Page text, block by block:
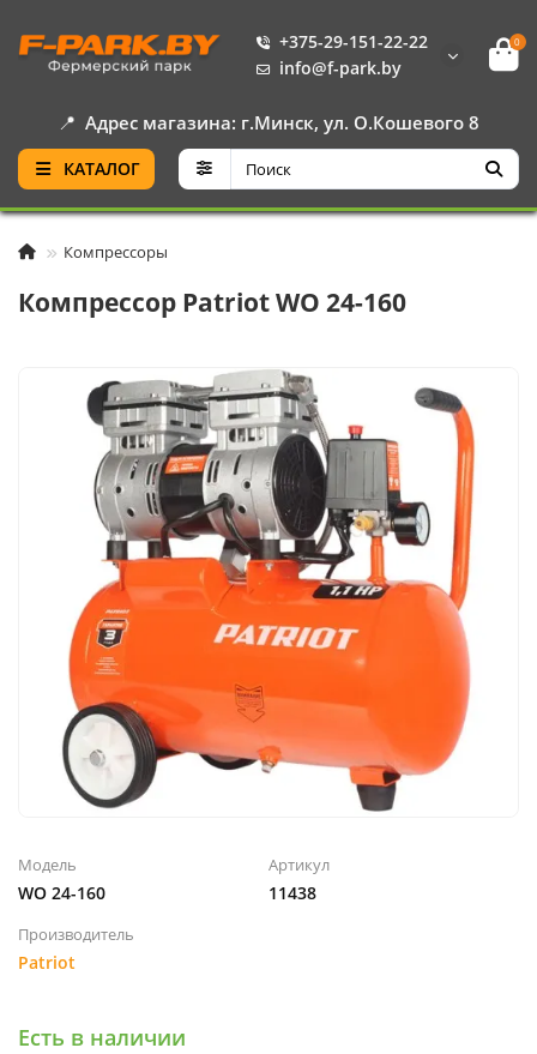
+375-29-151-22-22
info@f-park.by
0
📍 Адрес магазина: г.Минск, ул. О.Кошевого 8
КАТАЛОГ
Компрессоры
Компрессор Patriot WO 24-160
Модель
WO 24-160
Артикул
11438
Производитель
Patriot
Есть в наличии